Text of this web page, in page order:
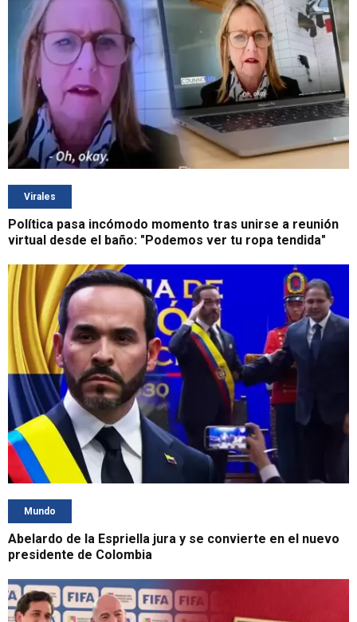
Virales
Política pasa incómodo momento tras unirse a reunión
virtual desde el baño: "Podemos ver tu ropa tendida"
Mundo
Abelardo de la Espriella jura y se convierte en el nuevo
presidente de Colombia